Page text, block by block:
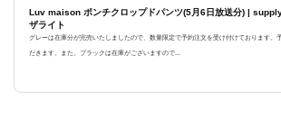
Luv maison ポンチクロップドパンツ(5月6日放送分) |
ザライト
グレーは在庫分が完売いたしましたので、数量限定で予約注文を受け付けております。
だきます。また、ブラックは在庫がございますので...